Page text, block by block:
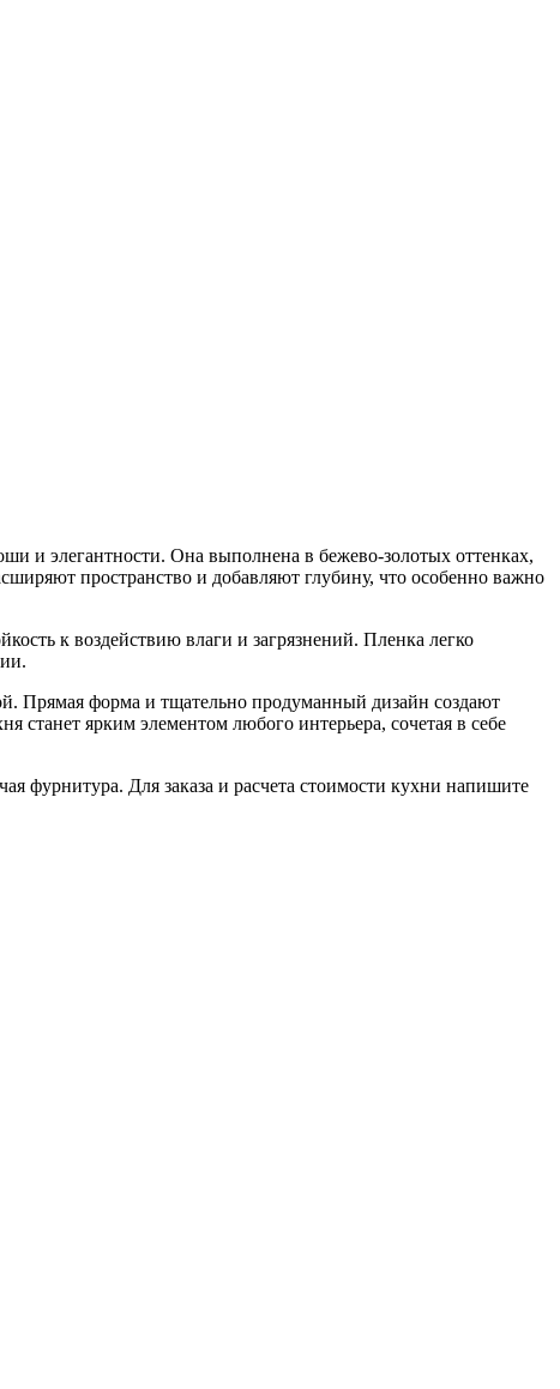
и элегантности. Она выполнена в бежево-золотых оттенках,
пространство и добавляют глубину, что особенно важно
к воздействию влаги и загрязнений. Пленка легко
Прямая форма и тщательно продуманный дизайн создают
станет ярким элементом любого интерьера, сочетая в себе
фурнитура. Для заказа и расчета стоимости кухни напишите